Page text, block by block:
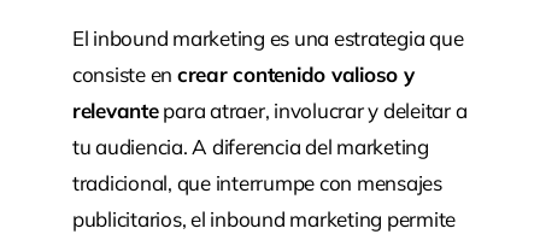
El inbound marketing es una estrategia que
consiste en crear contenido valioso y
relevantepara atraer, involucrar y deleitar a
tu audiencia. A diferencia del marketing
tradicional, que interrumpe con mensajes
publicitarios, el inbound marketing permite